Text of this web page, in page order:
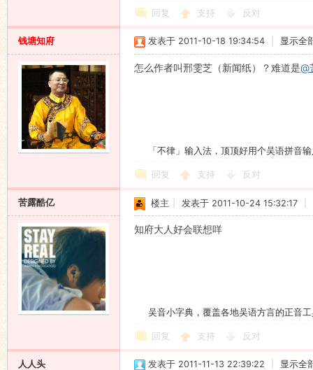
回复 支持 反对
钱塘知府 发表于 2011-10-18 19:34:54 显示全
怎么作者叫邢雯芝（新闻纸）？难道是@
「不律」输入法，顶顶好用个吴语拼音
回复 支持 反对
苦露酷亿 楼主 发表于 2011-10-24 15:32:17
知府大人好会联想咩
吴音小字典，覆盖各地吴语方言的正音
回复 支持 反对
人人头 发表于 2011-11-13 22:39:22 显示全